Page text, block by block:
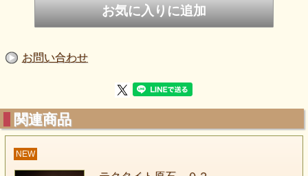
構造的には地球で生成したとは考えられない謎の物質。
ガラス質の物質であるとか いろんな説があるが
可愛い形状のテクタイトとワークすると
とても大きなエネルギーの動きを感じるのです。
同じく、隕石ではないか、と言われている
お問い合わせ
関連商品
NEW